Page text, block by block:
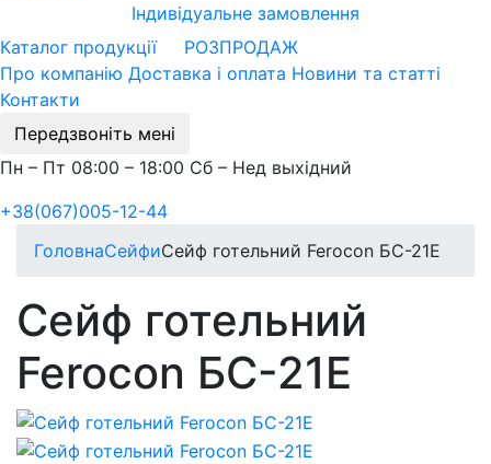
Індивідуальне замовлення
Каталог продукції
РОЗПРОДАЖ
Про компанію Доставка і оплата Новини та статті
Контакти
Передзвоніть мені
Пн – Пт 08:00 – 18:00 Сб – Нед выхідний
+38(067)005-12-44
ГоловнаСейфиСейф готельний Ferocon БС-21Е
Сейф готельний
Ferocon БС-21Е